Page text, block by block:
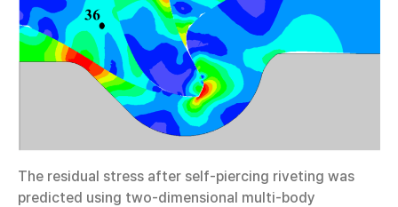
The residual stress after self-piercing riveting was
predicted using two-dimensional multi-body